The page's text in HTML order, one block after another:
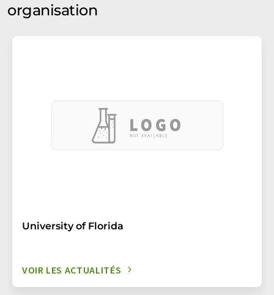
organisation
University of Florida
VOIR LES ACTUALITÉS